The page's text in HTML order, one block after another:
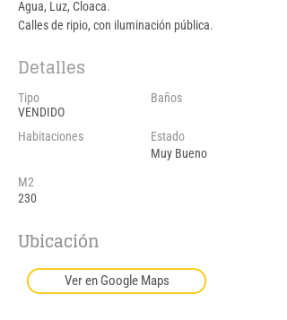
Agua, Luz, Cloaca.
Calles de ripio, con iluminación pública.
Detalles
Tipo
VENDIDO
Habitaciones
Baños
Estado
Muy Bueno
M2
230
Ubicación
Ver en Google Maps